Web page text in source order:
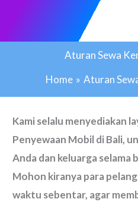
content
Aturan Sewa
Home
Aturan
Kami selalu menyediakan
Penyewaan Mobil di Bali,
Anda dan keluarga selama
Mohon kiranya para
waktu sebentar, agar